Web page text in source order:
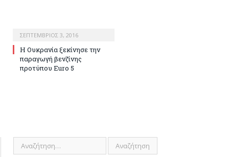
ΣΕΠΤΈΜΒΡΙΟΣ 3, 2016
Η Ουκρανία ξεκίνησε την
παραγωγή βενζίνης
προτύπου Euro 5